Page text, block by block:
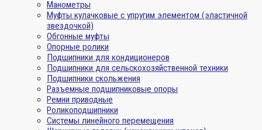
Манометры
Муфты кулачковые с упругим элементом (эластичной
звездочкой)
Обгонные муфты
Опорные ролики
Подшипники для кондиционеров
Подшипники для сельскохозяйственной техники
Подшипники скольжения
Разъемные подшипниковые опоры
Ремни приводные
Роликоподшипники
Системы линейного перемещения